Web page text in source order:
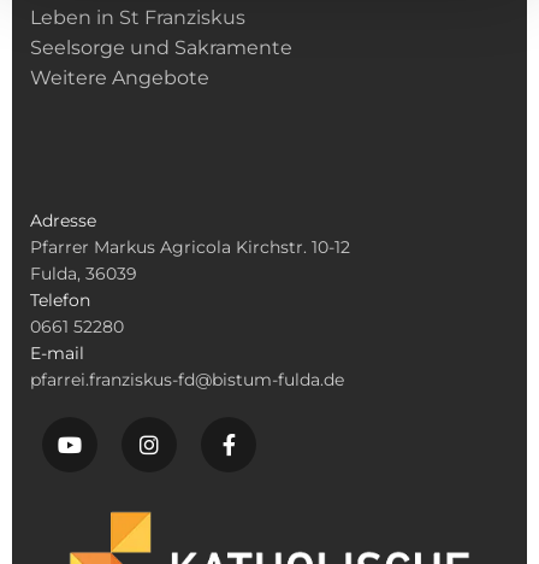
Leben in St Franziskus
Seelsorge und Sakramente
Weitere Angebote
Adresse
Pfarrer Markus Agricola Kirchstr. 10-12
Fulda, 36039
Telefon
0661 52280
E-mail
pfarrei.franziskus-fd@bistum-fulda.de